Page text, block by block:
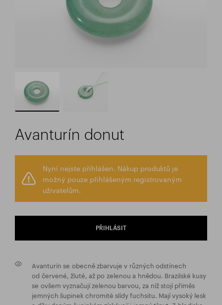
Avanturín donut
Nyní nejste přihlášen. Nákup produktů je
možný pouze přihlášeným registrovaným
uživatelům.
PŘIHLÁSIT
Avanturín se obecně zbarvuje v různých odstínech
od červené, žluté, až po zelenou a hnědou. Brazilské kusy
se ovšem vyznačují zelenou barvou, za níž stojí příměs
jemných šupinek chromité slídy fuchsitu. Mají vysoký lesk